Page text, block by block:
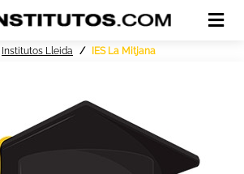
Institutos Lleida IES La Mitjana